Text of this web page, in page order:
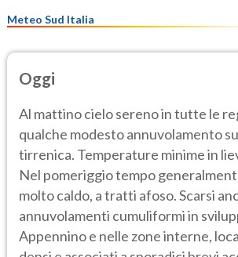
Meteo Sud Italia
Oggi
Al mattino cielo sereno in tutte le
qualche modesto annuvolamento
tirrenica. Temperature minime in
Nel pomeriggio tempo
molto caldo, a tratti afoso. Scarsi
annuvolamenti cumuliformi in
Appennino e nelle zone interne,